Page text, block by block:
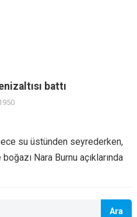
battı
su üstünden seyrederken,
Nara Burnu açıklarında
Ara